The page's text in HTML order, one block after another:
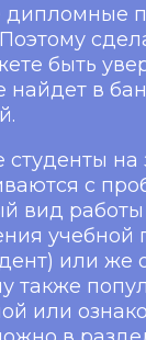
дипломные
быть
найдет в
студенты
с
вид
учебной
или же
также
или